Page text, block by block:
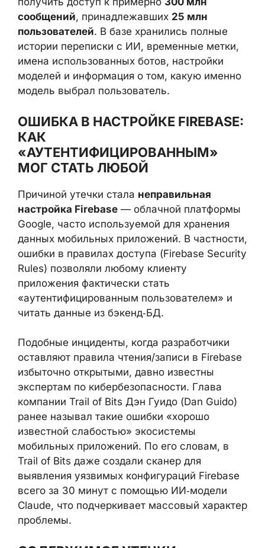
сообщений, принадлежавших25 млн
пользователей. В базе хранились полные
истории переписки с ИИ, временные
метки, имена использованных ботов,
настройки моделей и информация о том,
какую именно модель выбрал
пользователь.
ОШИБКА В НАСТРОЙКЕ
FIREBASE: КАК
«АУТЕНТИФИЦИРОВАННЫМ»
МОГ СТАТЬ ЛЮБОЙ
Причиной утечки стала неправильная
настройка Firebase — облачной
платформы Google, часто используемой
для хранения данных мобильных
приложений. В частности, ошибки в
правилах доступа (Firebase Security Rules)
позволяли любому клиенту приложения
фактически стать «аутентифицированным
пользователем» и читать данные из
Подобные инциденты, когда разработчики
оставляют правила чтения/записи в
Firebase избыточно открытыми, давно
известны экспертам по
кибербезопасности. Глава компании Trail of
Bits Дэн Гуидо (Dan Guido) ранее называл
такие ошибки «хорошо известной
слабостью» экосистемы мобильных
приложений. По его словам, в Trail of Bits
даже создали сканер для выявления
уязвимых конфигураций Firebase всего за
30 минут с помощью ИИ‑модели Claude,